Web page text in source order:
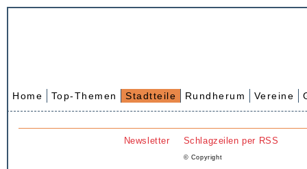
Home Top-Themen Stadtteile Rundherum Vereine
Newsletter Schlagzeilen per RSS
© Copyright